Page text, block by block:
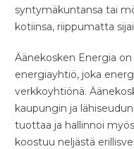
syntymäkuntansa tai
kotiinsa, riippumatta
Äänekosken Energia
energiayhtiö, joka
verkkoyhtiönä.
kaupungin ja
tuottaa ja hallinnoi
koostuu neljästä